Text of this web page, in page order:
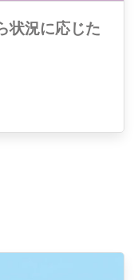
状況に応じた